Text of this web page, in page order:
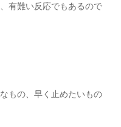
有難い反応でもあるので
もの、早く止めたいもの